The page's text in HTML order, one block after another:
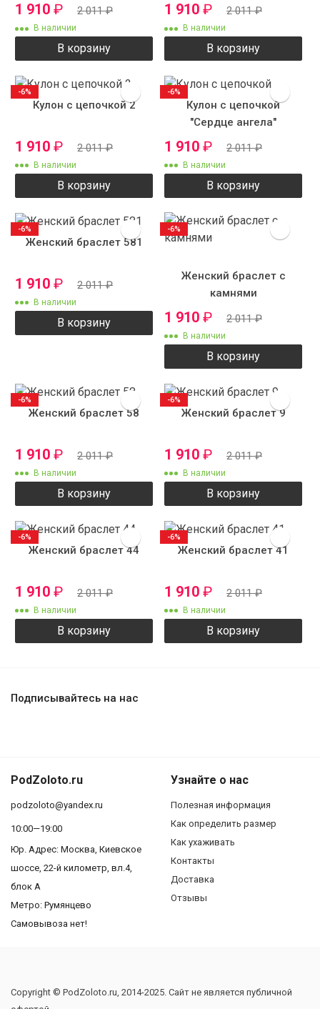
1 910 ₽ 2 011₽
В наличии
В корзину
1 910 ₽ 2 011₽
В наличии
В корзину
Кулон с цепочкой 2
1 910 ₽ 2 011₽
В наличии
В корзину
-6%
Кулон с цепочкой
"Сердце ангела"
1 910 ₽ 2 011₽
В наличии
В корзину
-6%
Женский браслет 581
1 910 ₽ 2 011₽
В наличии
В корзину
-6%
Женский браслет с
камнями
1 910 ₽ 2 011₽
В наличии
В корзину
-6%
Женский браслет 58
1 910 ₽ 2 011₽
В наличии
В корзину
-6%
Женский браслет 9
1 910 ₽ 2 011₽
В наличии
В корзину
-6%
Женский браслет 44
1 910 ₽ 2 011₽
В наличии
В корзину
-6%
Женский браслет 41
1 910 ₽ 2 011₽
В наличии
В корзину
-6%
Подписывайтесь на нас
PodZoloto.ru
podzoloto@yandex.ru
10:00—19:00
Юр. Адреc: Москва, Киевское
шоссе, 22-й километр, вл.4,
блок А
Метро: Румянцево
Самовывоза нет!
Узнайте о нас
Полезная информация
Как определить размер
Как ухаживать
Контакты
Доставка
Отзывы
Copyright © PodZoloto.ru, 2014-2025. Сайт не является публичной